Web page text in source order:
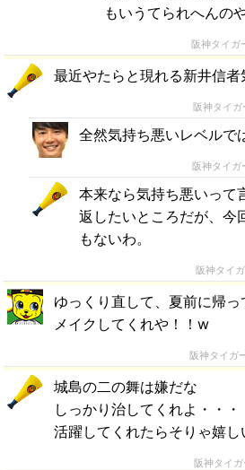
もいうてられへんの
阪神タイガ
最近やたらと現れる新井信
阪神タイガ
全然気持ち悪いレベルで
阪神タイガ
本来なら気持ち悪いって
返したいところだが、今
もないわ。
阪神タイガ
ゆっくり直して、夏前に帰
メイクしてくれや！！w
阪神タイガ
城島の二の舞は嫌だな
しっかり治してくれよ・・・
活躍してくれたらそりゃ嬉し
阪神タイガ